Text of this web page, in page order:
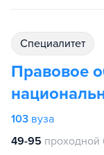
специалитет
Правовое
103 вуза
49-95 проходной